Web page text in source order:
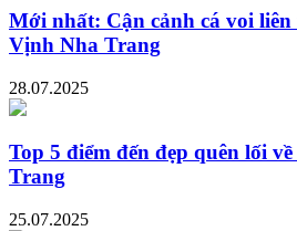
Mới nhất: Cận cảnh cá voi
Vịnh Nha Trang
28.07.2025
Top 5 điểm đến đẹp quên lối
Trang
25.07.2025